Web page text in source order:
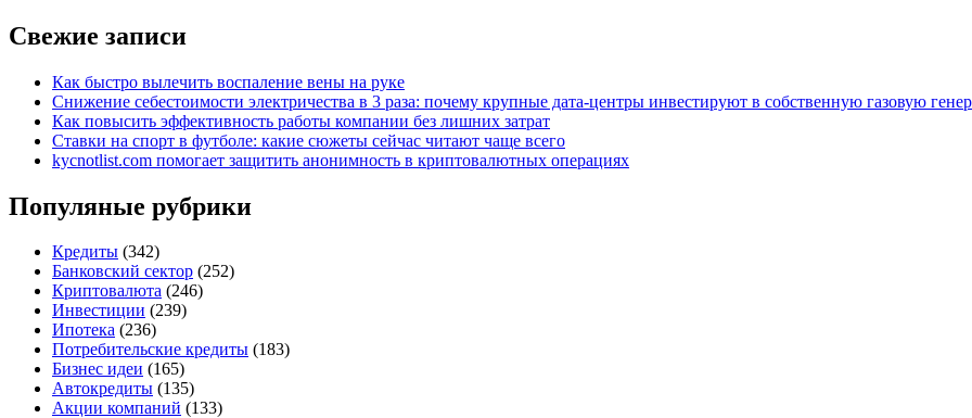
Свежие записи
Как быстро вылечить воспаление вены на руке
Снижение себестоимости электричества в 3 раза: почему крупные дата-центры инвестируют в собственную газовую
Как повысить эффективность работы компании без лишних затрат
Ставки на спорт в футболе: какие сюжеты сейчас читают чаще всего
kycnotlist.com помогает защитить анонимность в криптовалютных операциях
Популяные рубрики
Кредиты (342)
Банковский сектор (252)
Криптовалюта (246)
Инвестиции (239)
Ипотека (236)
Потребительские кредиты (183)
Бизнес идеи (165)
Автокредиты (135)
Акции компаний (133)